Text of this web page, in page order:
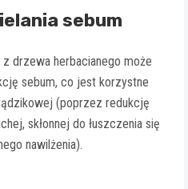
sebum
drzewa herbacianego może
sebum, co jest korzystne
(poprzez redukcję
skłonnej do łuszczenia się
nawilżenia).